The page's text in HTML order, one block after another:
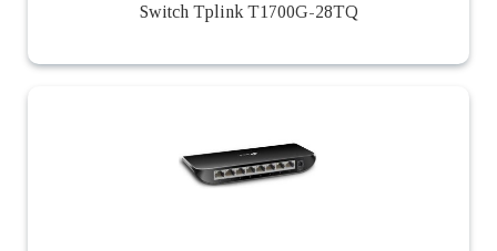
Switch Tplink T1700G-28TQ